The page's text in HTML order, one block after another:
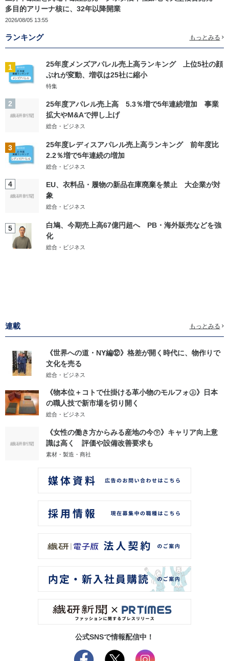
多目的アリーナ核に、32年以降開業
2026/08/05 13:55
ランキング もっとみる
1
25年度メンズアパレル売上高ランキング 上位5社の顔
ぶれが変動、増収は25社に縮小
特集
2
25年度アパレル売上高 5.3％増で5年連続増加 事業
拡大やM&Aで押し上げ
総合・ビジネス
3
25年度レディスアパレル売上高ランキング 前年度比
2.2％増で5年連続の増加
総合・ビジネス
4
EU、衣料品・履物の新品在庫廃棄を禁止 大企業が対
象
総合・ビジネス
5
白鳩、今期売上高67億円超へ PB・海外販売などを強
化
総合・ビジネス
連載 もっとみる
《世界への道・NY編⑫》格差が開く時代に、物作りで
文化を売る
総合・ビジネス
《物本位＋コトで仕掛ける革小物のモルフォ㊤》日本
の職人技で新市場を切り開く
総合・ビジネス
《女性の働き方からみる産地の今㊦》キャリア向上意
識は高く 評価や設備改善要求も
素材・製造・商社
公式SNSで情報配信中！